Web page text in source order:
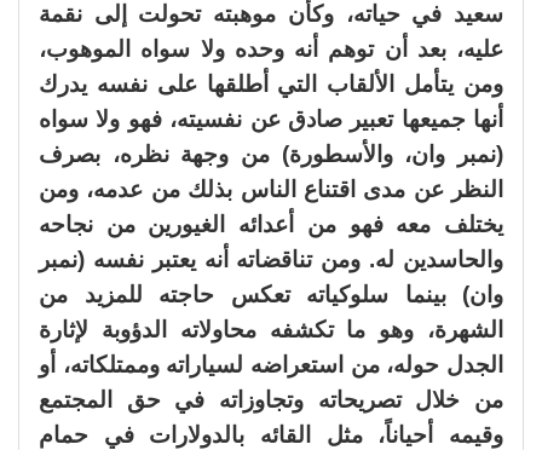
سعيد في حياته، وكأن موهبته تحولت إلى نقمة
عليه، بعد أن توهم أنه وحده ولا سواه الموهوب،
ومن يتأمل الألقاب التي أطلقها على نفسه يدرك
أنها جميعها تعبير صادق عن نفسيته، فهو ولا سواه
(نمبر وان، والأسطورة) من وجهة نظره، بصرف
النظر عن مدى اقتناع الناس بذلك من عدمه، ومن
يختلف معه فهو من أعدائه الغيورين من نجاحه
والحاسدين له. ومن تناقضاته أنه يعتبر نفسه (نمبر
وان) بينما سلوكياته تعكس حاجته للمزيد من
الشهرة، وهو ما تكشفه محاولاته الدؤوبة لإثارة
الجدل حوله، من استعراضه لسياراته وممتلكاته، أو
من خلال تصريحاته وتجاوزاته في حق المجتمع
وقيمه أحياناً، مثل القائه بالدولارات في حمام